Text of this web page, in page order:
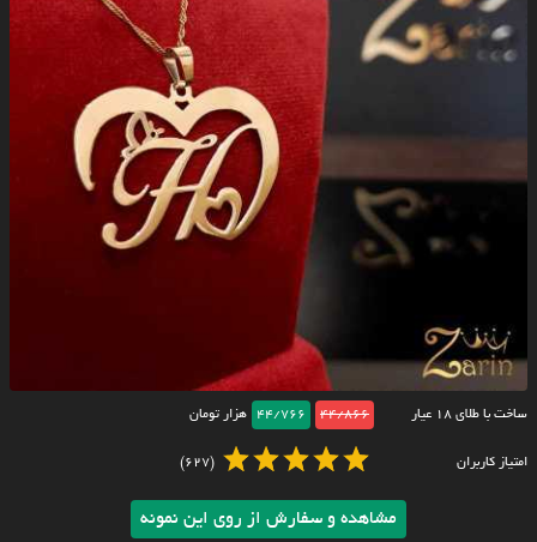
ساخت با طلای ۱۸ عیار 44/866
44/766 هزار تومان
امتیاز کاربران (627)
مشاهده و سفارش از روی این نمونه